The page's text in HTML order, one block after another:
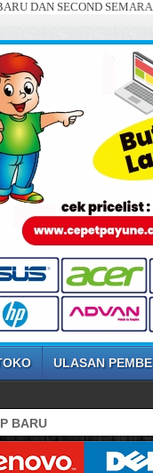
SEMARANG ...
ULASAN
BARU